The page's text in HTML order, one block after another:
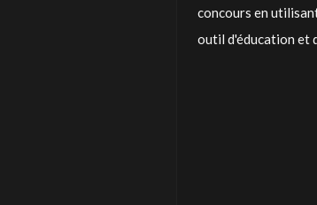
concours en
outil d'éducation et